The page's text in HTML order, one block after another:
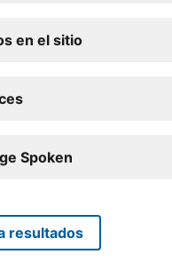
en el sitio
Spoken
resultados